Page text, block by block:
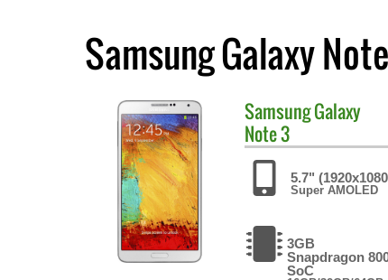
Samsung Galaxy
SamsungGalaxy
Note 3
5.7"
Super AMOLED
3GB
Snapdragon
SoC